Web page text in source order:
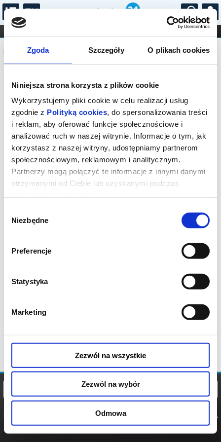
Zgoda Szczegóły O plikach cookies
Niniejsza strona korzysta z plików cookie
Wykorzystujemy pliki cookie w celu realizacji usług
zgodnie z Polityką cookies, do spersonalizowania treści
i reklam, aby oferować funkcje społecznościowe i
analizować ruch w naszej witrynie. Informacje o tym, jak
korzystasz z naszej witryny, udostępniamy partnerom
społecznościowym, reklamowym i analitycznym.
Partnerzy mogą połączyć te informacje z innymi danymi
otrzymanymi od Ciebie lub uzyskanymi podczas
zgody
Niezbędne
Preferencje
Statystyka
Marketing
Zezwól na wszystkie
Zezwól na wybór
Odmowa
...
FILHARMONIA OPERA I BALET
STAND-UP
DLA DZIECI
Komunikat
Sprzedaż biletów on-line na wydarzenie
została zakończona.
POLITYKA
POLITYKA